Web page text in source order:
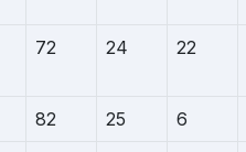
72 24 22
82 25 6